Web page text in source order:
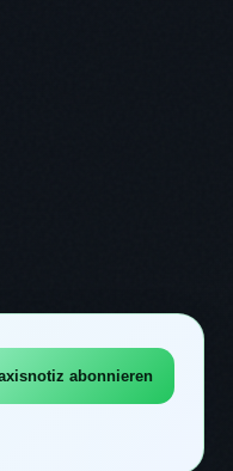
abonnieren